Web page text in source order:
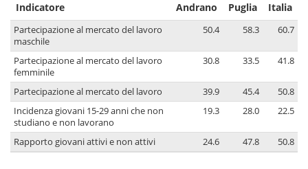
Indicatore Andrano Puglia Italia
Partecipazione al mercato del lavoro
maschile
50.4 58.3 60.7
Partecipazione al mercato del lavoro
femminile
30.8 33.5 41.8
Partecipazione al mercato del lavoro 39.9 45.4
50.8
Incidenza giovani 15-29 anni che non
studiano e non lavorano
19.3 28.0 22.5
Rapporto giovani attivi e non attivi 24.6 47.8 50.8